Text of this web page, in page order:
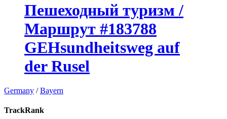
Пешеходный туризм /
Маршрут #183788
GEHsundheitsweg auf
der Rusel
Germany /Bayern
TrackRank